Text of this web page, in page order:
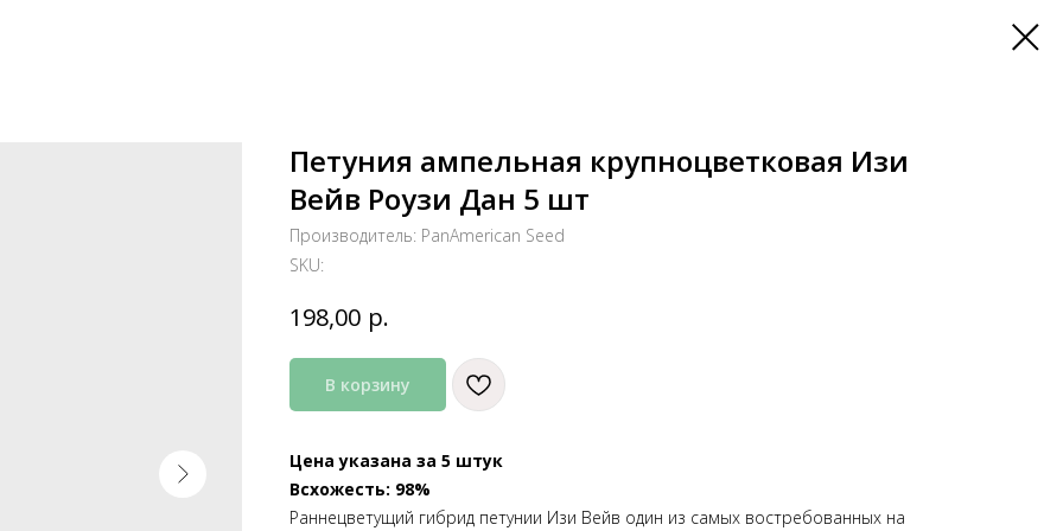
Петуния ампельная крупноцветковая Изи
Вейв Роузи Дан 5 шт
Производитель: PanAmerican Seed
SKU:
198,00 р.
В корзину
Цена указана за 5 штук
Всхожесть: 98%
Раннецветущий гибрид петунии Изи Вейв один из самых востребованных на